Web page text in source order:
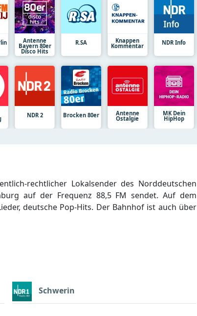
Antenne
Bayern 80er
Disco Hits
R.SA Knappen
Kommentar NDR Info
NDR 2 Brocken 80er Antenne
Ostalgie
MK Dein
HipHop
rechtlicher Lokalsender des Norddeutschen
auf der Frequenz 88,5 FM sendet. Auf dem
deutsche Pop-Hits. Der Bahnhof ist auch über
Schwerin